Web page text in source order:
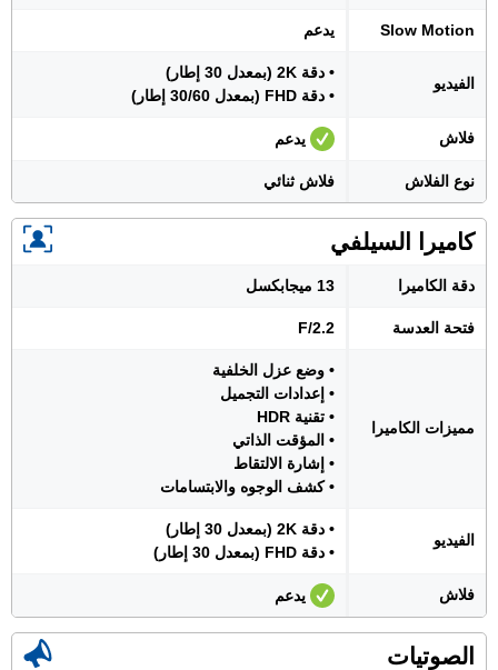
Slow Motion يدعم
الفيديو
• دقة 2K (بمعدل 30 إطار)
• دقة FHD (بمعدل 30/60 إطار)
فلاش يدعم
نوع الفلاش فلاش ثنائي
كاميرا السيلفي
دقة الكاميرا 13 ميجابكسل
فتحة العدسة F/2.2
مميزات الكاميرا
• وضع عزل الخلفية
• إعدادات التجميل
• تقنية HDR
• المؤقت الذاتي
• إشارة الالتقاط
• كشف الوجوه والابتسامات
الفيديو
• دقة 2K (بمعدل 30 إطار)
• دقة FHD (بمعدل 30 إطار)
فلاش يدعم
الصوتيات